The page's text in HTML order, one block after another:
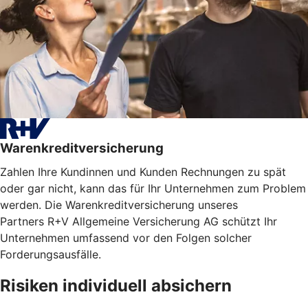
Warenkreditversicherung
Zahlen Ihre Kundinnen und Kunden Rechnungen zu spät
oder gar nicht, kann das für Ihr Unternehmen zum Problem
werden. Die Warenkreditversicherung unseres
Partners R+V Allgemeine Versicherung AG schützt Ihr
Unternehmen umfassend vor den Folgen solcher
Forderungsausfälle.
Risiken individuell absichern